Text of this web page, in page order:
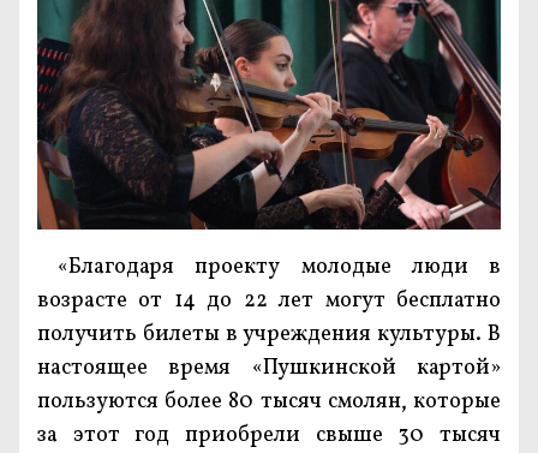
«Благодаря проекту молодые люди в
возрасте от 14 до 22 лет могут бесплатно
получить билеты в учреждения культуры. В
настоящее время «Пушкинской картой»
пользуются более 80 тысяч смолян, которые
за этот год приобрели свыше 30 тысяч